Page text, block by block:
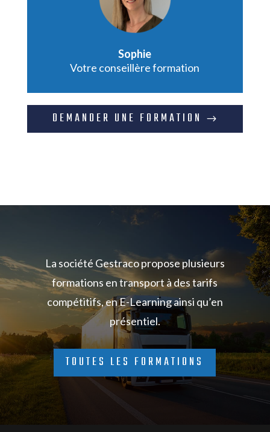
Sophie
Votre conseillère formation
DEMANDER UNE FORMATION
La société Gestraco propose plusieurs
formations en transport à des tarifs
compétitifs, en E-Learning ainsi qu’en
présentiel.
TOUTES LES FORMATIONS